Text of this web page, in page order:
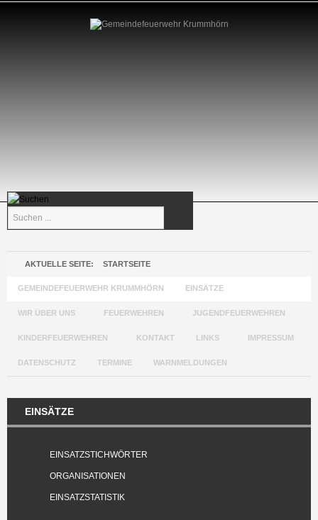
AKTUELLE SEITE: STARTSEITE
GEMEINDEFEUERWEHR KRUMMHÖRN EINSÄTZE
WIR ÜBER UNS FEUERWEHREN JUGENDFEUERWEHREN
KINDERFEUERWEHREN KONTAKT LINKS IMPRESSUM
DATENSCHUTZ TERMINE WARNMELDUNGEN
EINSÄTZE
EINSATZSTICHWÖRTER
ORGANISATIONEN
EINSATZSTATISTIK